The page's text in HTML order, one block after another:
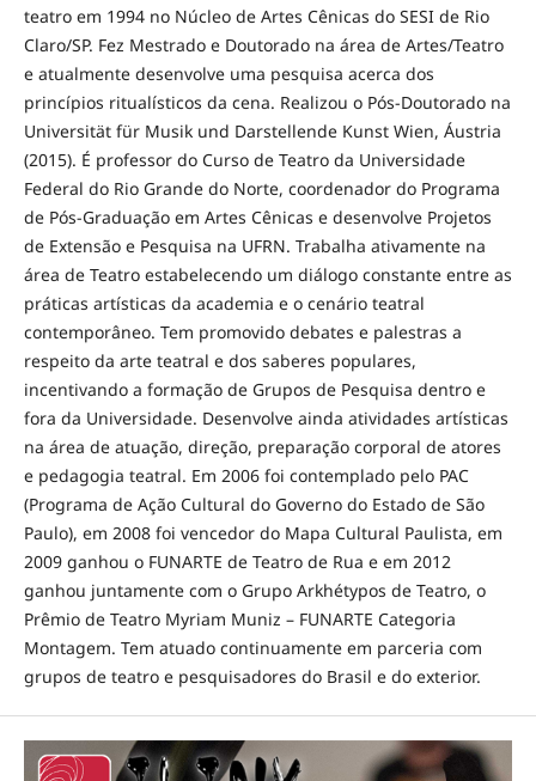
teatro em 1994 no Núcleo de Artes Cênicas do SESI de Rio
Claro/SP. Fez Mestrado e Doutorado na área de Artes/Teatro
e atualmente desenvolve uma pesquisa acerca dos
princípios ritualísticos da cena. Realizou o Pós-Doutorado na
Universität für Musik und Darstellende Kunst Wien, Áustria
(2015). É professor do Curso de Teatro da Universidade
Federal do Rio Grande do Norte, coordenador do Programa
de Pós-Graduação em Artes Cênicas e desenvolve Projetos
de Extensão e Pesquisa na UFRN. Trabalha ativamente na
área de Teatro estabelecendo um diálogo constante entre as
práticas artísticas da academia e o cenário teatral
contemporâneo. Tem promovido debates e palestras a
respeito da arte teatral e dos saberes populares,
incentivando a formação de Grupos de Pesquisa dentro e
fora da Universidade. Desenvolve ainda atividades artísticas
na área de atuação, direção, preparação corporal de atores
e pedagogia teatral. Em 2006 foi contemplado pelo PAC
(Programa de Ação Cultural do Governo do Estado de São
Paulo), em 2008 foi vencedor do Mapa Cultural Paulista, em
2009 ganhou o FUNARTE de Teatro de Rua e em 2012
ganhou juntamente com o Grupo Arkhétypos de Teatro, o
Prêmio de Teatro Myriam Muniz – FUNARTE Categoria
Montagem. Tem atuado continuamente em parceria com
grupos de teatro e pesquisadores do Brasil e do exterior.